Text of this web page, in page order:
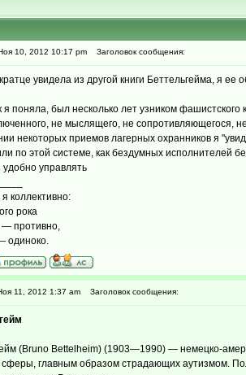
10, 2012 10:17 pm Заголовок сообщения:
увидела из другой книги Беттельгейма, я ее
я поняла, был несколько лет узником
не мыслящего, не
некоторых приемов лагерных охранников я
по этой системе, как бездумных исполнителей
управлять
коллективно:
рока
— противно,
одиноко.
11, 2012 1:37 am Заголовок сообщения:
(Bruno Bettelheim) (1903—1990) — немецко-
главным образом страдающих аутизмом.